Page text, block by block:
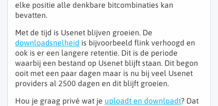
elke positie alle denkbare bitcombinaties kan
bevatten.
Met de tijd is Usenet blijven groeien. De
downloadsnelheid is bijvoorbeeld flink verhoogd en
ook is er een langere retentie. Dit is de periode
waarbij een bestand op Usenet blijft staan. Dit begon
ooit met een paar dagen maar is nu bij veel Usenet
providers al 2500 dagen en dit blijft groeien.
Hou je graag privé wat je uploadt en downloadt? Dat